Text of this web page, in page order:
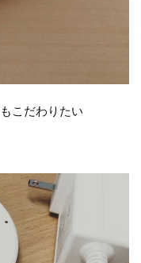
こだわりたい